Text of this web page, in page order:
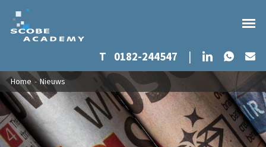
Overslaan en naar de inhoud gaan
T 0182-244547 | LinkedIn
U bent hier
Home - Nieuws